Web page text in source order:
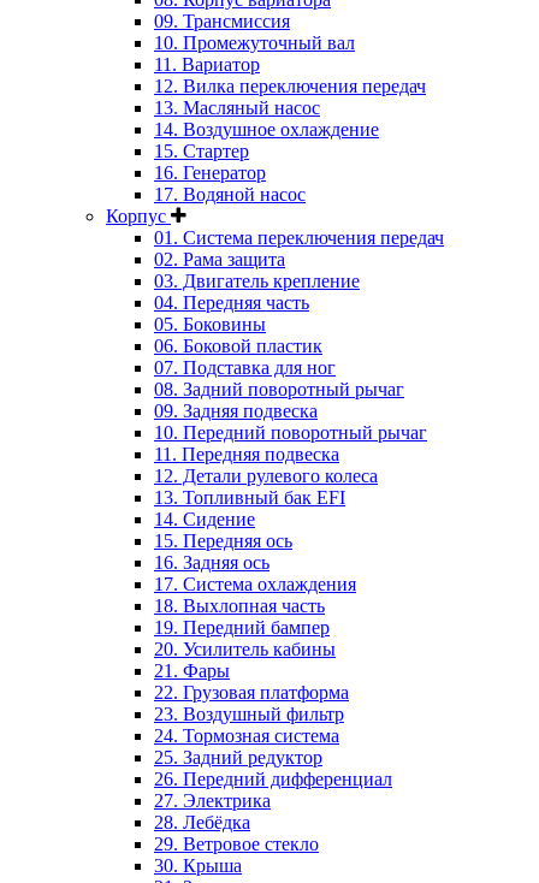
09. Трансмиссия
10. Промежуточный вал
11. Вариатор
12. Вилка переключения передач
13. Масляный насос
14. Воздушное охлаждение
15. Стартер
16. Генератор
17. Водяной насос
Корпус
01. Система переключения передач
02. Рама защита
03. Двигатель крепление
04. Передняя часть
05. Боковины
06. Боковой пластик
07. Подставка для ног
08. Задний поворотный рычаг
09. Задняя подвеска
10. Передний поворотный рычаг
11. Передняя подвеска
12. Детали рулевого колеса
13. Топливный бак EFI
14. Сидение
15. Передняя ось
16. Задняя ось
17. Система охлаждения
18. Выхлопная часть
19. Передний бампер
20. Усилитель кабины
21. Фары
22. Грузовая платформа
23. Воздушный фильтр
24. Тормозная система
25. Задний редуктор
26. Передний дифференциал
27. Электрика
28. Лебёдка
29. Ветровое стекло
30. Крыша